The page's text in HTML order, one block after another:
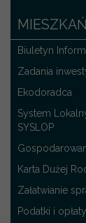
Biuletyn
Zadania
Ekodoradca
System
SYSLOP
Karta Dużej
Załatwianie
Podatki i opłaty